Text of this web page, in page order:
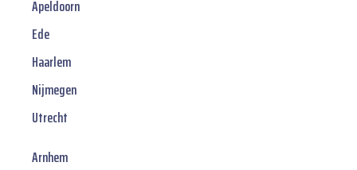
Apeldoorn
Ede
Haarlem
Nijmegen
Utrecht
Arnhem